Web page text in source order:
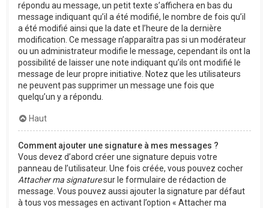
répondu au message, un petit texte s’affichera en bas du
message indiquant qu’il a été modifié, le nombre de fois qu’il
a été modifié ainsi que la date et l’heure de la dernière
modification. Ce message n’apparaîtra pas si un modérateur
ou un administrateur modifie le message, cependant ils ont la
possibilité de laisser une note indiquant qu’ils ont modifié le
message de leur propre initiative. Notez que les utilisateurs
ne peuvent pas supprimer un message une fois que
quelqu’un y a répondu.
Haut
Comment ajouter une signature à mes messages ?
Vous devez d’abord créer une signature depuis votre
panneau de l’utilisateur. Une fois créée, vous pouvez cocher
Attacher ma signaturesur le formulaire de rédaction de
message. Vous pouvez aussi ajouter la signature par défaut
à tous vos messages en activant l’option « Attacher ma